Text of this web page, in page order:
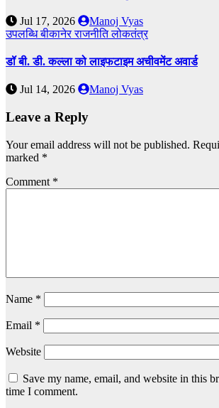
Jul 17, 2026
Manoj Vyas
उपलब्धिबीकानेरराजनीतिलोकतंत्र
डॉ बी. डी. कल्ला को लाइफटाइम अचीवमेंट अवार्ड
Jul 14, 2026 Manoj Vyas
Leave a Reply
Your email address will not be published.
marked *
Comment *
Name *
Email *
Website
Save my name, email, and website in this
time I comment.